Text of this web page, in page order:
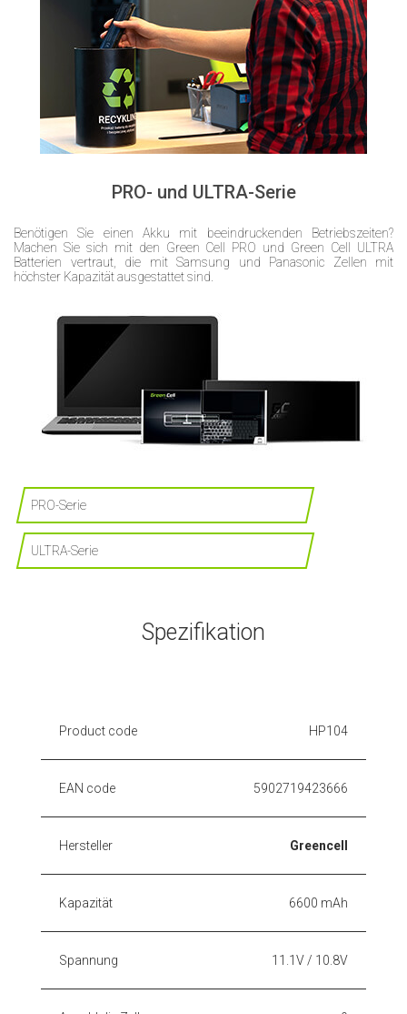
PRO- und ULTRA-Serie
Benötigen Sie einen Akku mit beeindruckenden Betriebszeiten?
Machen Sie sich mit den Green Cell PRO und Green Cell ULTRA
Batterien vertraut, die mit Samsung und Panasonic Zellen mit
höchster Kapazität ausgestattet sind.
PRO-Serie
ULTRA-Serie
Spezifikation
Product code HP104
EAN code 5902719423666
Hersteller Greencell
Kapazität 6600 mAh
Spannung 11.1V / 10.8V